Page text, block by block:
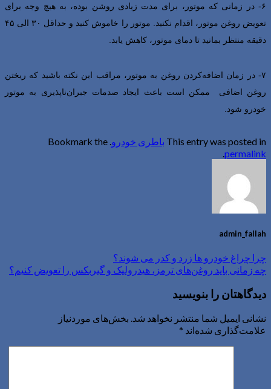
۶- در زمانی که موتور، برای مدت زیادی روشن بوده، به هیچ وجه برای
تعویض روغن موتور، اقدام نکنید. موتور را خاموش کنید و حداقل ۳۰ الی ۴۵
دقیقه منتظر بمانید تا دمای موتور، کاهش یابد.
۷- در زمان اضافه‌کردن روغن به موتور، مراقب این نکته باشید که ریختن
روغن اضافی ممکن است باعث ایجاد صدمات جبران‌ناپذیری به موتور
خودرو شود.
This entry was posted in باطری خودرو. Bookmark the
permalink
.
admin_fallah
چرا چراغ خودرو ها زرد و کدر می شوند؟
چه زمانی باید روغن‌های ترمز، هیدرولیک و گیربکس را تعویض کنیم؟
دیدگاهتان را بنویسید
نشانی ایمیل شما منتشر نخواهد شد. بخش‌های موردنیاز
علامت‌گذاری شده‌اند *